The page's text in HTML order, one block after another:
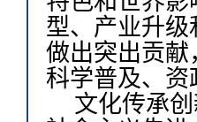
型、产业升
做出突出贡
科学普及、
文化传承